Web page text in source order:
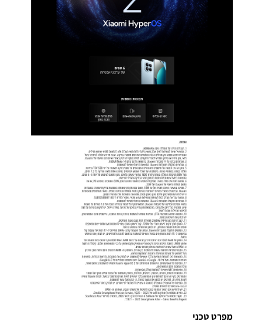
מפרט טכני